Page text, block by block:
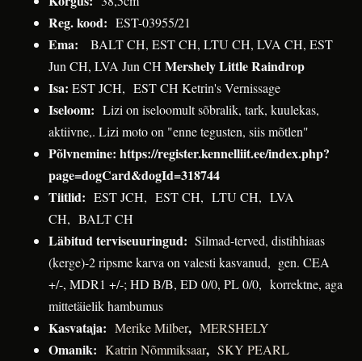
Reg. kood: EST-03955/21
Ema: BALT CH, EST CH, LTU CH, LVA CH, EST
Jun CH, LVA Jun CH Mershely Little Raindrop
Isa: EST JCH, EST CH Ketrin's Vernissage
Iseloom: Lizi on iseloomult sõbralik, tark, kuulekas,
aktiivne,. Lizi moto on "enne tegusten, siis mõtlen"
Põlvnemine: https://register.kennelliit.ee/index.php?
page=dogCard&dogId=318744
Tiitlid: EST JCH, EST CH, LTU CH, LVA
CH, BALT CH
Läbitud terviseuuringud: Silmad-terved, distihhiaas
(kerge)-2 ripsme karva on valesti kasvanud, gen. CEA
+/-, MDR1 +/-; HD B/B, ED 0/0, PL 0/0, korrektne, aga
mittetäielik hambumus
Kasvataja: Merike Milber, MERSHELY
Omanik: Katrin Nõmmiksaar, SKY PEARL